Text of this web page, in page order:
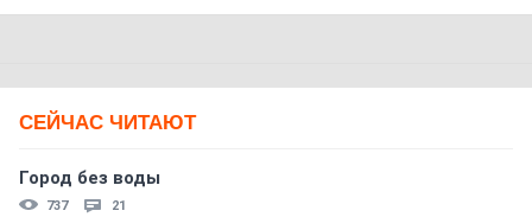
СЕЙЧАС ЧИТАЮТ
Город без воды
737 21